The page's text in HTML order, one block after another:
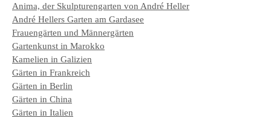
Anima, der Skulpturengarten von André Heller
André Hellers Garten am Gardasee
Frauengärten und Männergärten
Gartenkunst in Marokko
Kamelien in Galizien
Gärten in Frankreich
Gärten in Berlin
Gärten in China
Gärten in Italien